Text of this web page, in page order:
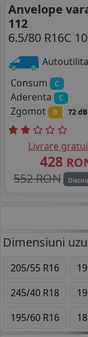
Anvelope
112
6.5/80 R16C
Consum
C
Aderenta C
Zgomot B 72 dB
Livrare
428
552 RON
Dimensiuni
205/55 R16
245/40 R18
195/60 R16